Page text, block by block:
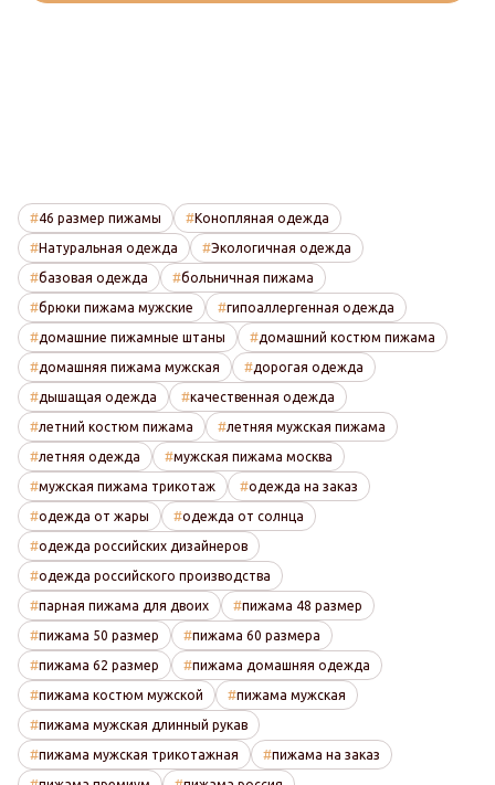
46 размер пижамы Конопляная одежда
Натуральная одежда Экологичная одежда
базовая одежда больничная пижама
брюки пижама мужские гипоаллергенная одежда
домашние пижамные штаны домашний костюм пижама
домашняя пижама мужская дорогая одежда
дышащая одежда качественная одежда
летний костюм пижама летняя мужская пижама
летняя одежда мужская пижама москва
мужская пижама трикотаж одежда на заказ
одежда от жары одежда от солнца
одежда российских дизайнеров
одежда российского производства
парная пижама для двоих пижама 48 размер
пижама 50 размер пижама 60 размера
пижама 62 размер пижама домашняя одежда
пижама костюм мужской пижама мужская
пижама мужская длинный рукав
пижама мужская трикотажная пижама на заказ